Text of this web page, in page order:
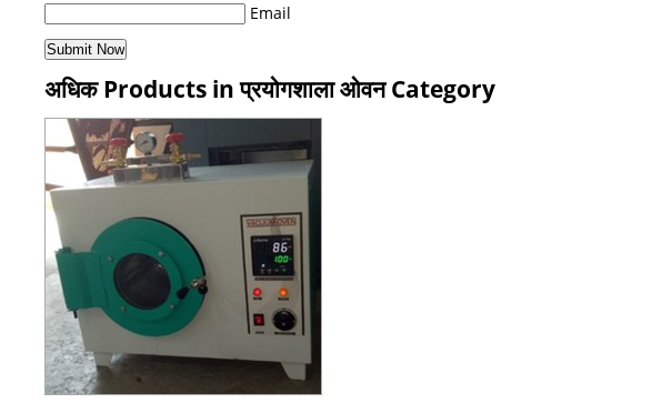
Email
अधिक Products in प्रयोगशाला ओवन Category